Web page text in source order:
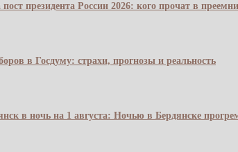
президента России 2026: кого прочат в
в Госдуму: страхи, прогнозы и реальность
в ночь на 1 августа: Ночью в Бердянске